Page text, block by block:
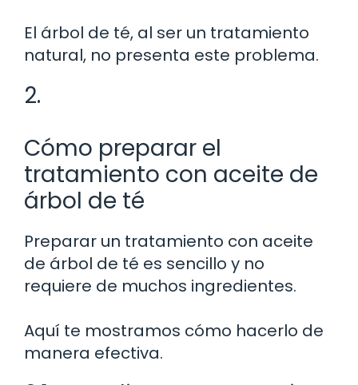
El árbol de té, al ser un tratamiento
natural, no presenta este problema.
2.
Cómo preparar el
tratamiento con aceite de
árbol de té
Preparar un tratamiento con aceite
de árbol de té es sencillo y no
requiere de muchos ingredientes.
Aquí te mostramos cómo hacerlo de
manera efectiva.